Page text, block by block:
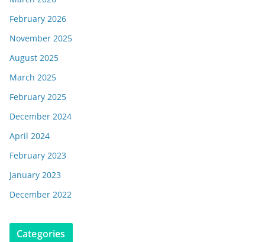
February 2026
November 2025
August 2025
March 2025
February 2025
December 2024
April 2024
February 2023
January 2023
December 2022
Categories